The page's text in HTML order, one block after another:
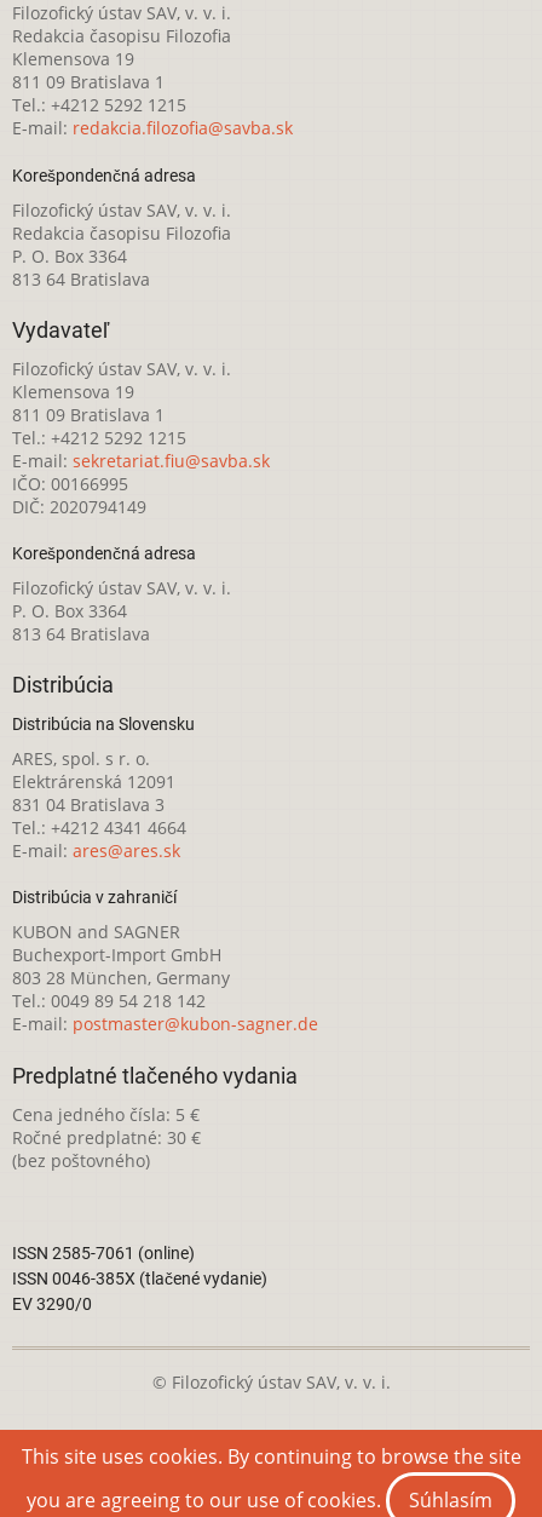
Filozofický ústav SAV, v. v. i.
Redakcia časopisu Filozofia
Klemensova 19
811 09 Bratislava 1
Tel.: +4212 5292 1215
E-mail: redakcia.filozofia@savba.sk
Korešpondenčná adresa
Filozofický ústav SAV, v. v. i.
Redakcia časopisu Filozofia
P. O. Box 3364
813 64 Bratislava
Vydavateľ
Filozofický ústav SAV, v. v. i.
Klemensova 19
811 09 Bratislava 1
Tel.: +4212 5292 1215
E-mail: sekretariat.fiu@savba.sk
IČO: 00166995
DIČ: 2020794149
Korešpondenčná adresa
Filozofický ústav SAV, v. v. i.
P. O. Box 3364
813 64 Bratislava
Distribúcia
Distribúcia na Slovensku
ARES, spol. s r. o.
Elektrárenská 12091
831 04 Bratislava 3
Tel.: +4212 4341 4664
E-mail: ares@ares.sk
Distribúcia v zahraničí
KUBON and SAGNER
Buchexport-Import GmbH
803 28 München, Germany
Tel.: 0049 89 54 218 142
E-mail: postmaster@kubon-sagner.de
Predplatné tlačeného vydania
Cena jedného čísla: 5 €
Ročné predplatné: 30 €
(bez poštovného)
ISSN 2585-7061 (online)
ISSN 0046-385X (tlačené vydanie)
EV 3290/0
© Filozofický ústav SAV, v. v. i.
Táto webová stránka je licencovaná podCreative Commons
Attribution-NonCommercial 4.0 International License
This site uses cookies. By continuing to browse the site
you are agreeing to our use of cookies.
Súhlasím